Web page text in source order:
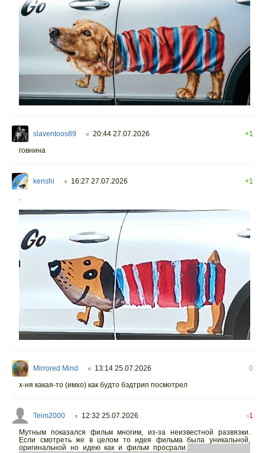
slaventoos89 ○ 20:44 27.07.2026
+1
говнина
kenshi ○ 16:27 27.07.2026
+1
.
Mirrored Mind ○ 13:14 25.07.2026
0
х-ня какая-то (имхо) как будто бэдтрип посмотрел
Teim2000 ○ 12:32 25.07.2026
-1
Мутным показался фильм многим, из-за неизвестной развязки.
Если смотреть же в целом то идея фильма была уникальной,
оригинальной но идею как и фильм просрали.Не совсем было